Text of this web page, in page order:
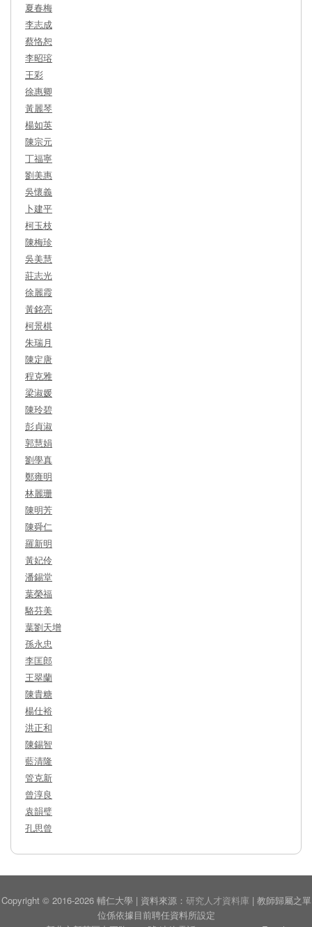
夏春梅
李志成
蔡恪恕
李昭瑢
王彩
徐惠卿
黃麗琴
楊如英
陳宗元
丁福寧
劉美惠
吳懷義
卜建平
柯玉枝
陳梅珍
吳美慧
莊志光
徐麗霞
黃銘亮
柯景棋
朱瑞月
陳定唐
程克雅
梁淑媛
陳玲碧
彭貞淑
郭慧娟
劉學真
鄭雍明
林麗珊
陳明芳
陳舜仁
羅新明
黃妃伶
潘錫堂
葉榮福
駱芬美
葉劉天增
孫永忠
李匡郎
王翠蘭
陳貴糖
楊仕裕
洪正和
陳錫智
藍清隆
管克新
曾淳良
袁韻璧
孔思曾
Copyright © 2016-2026 輔仁大學 | 資料來源： 研究人才資料庫 | 教師歸屬之單
位係依據目前聘任資料所設定